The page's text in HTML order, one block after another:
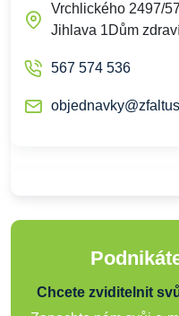
Vrchlického 2497/57
Jihlava 1Dům
567 574 536
Chcete zviditelnit